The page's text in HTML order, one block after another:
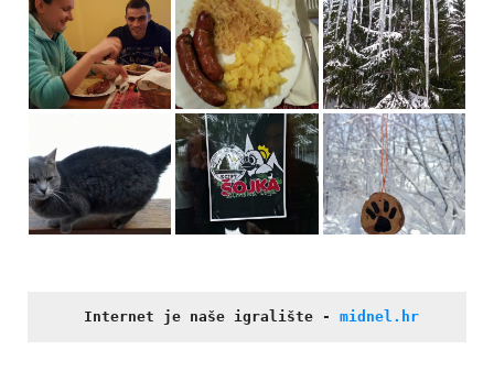
Internet je naše igralište - midnel.hr